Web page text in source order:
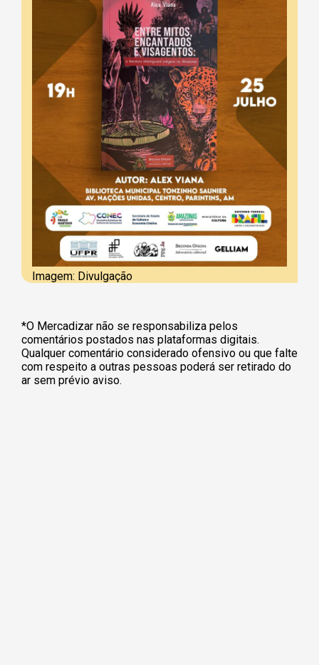
Imagem: Divulgação
*O Mercadizar não se responsabiliza pelos
comentários postados nas plataformas digitais.
Qualquer comentário considerado ofensivo ou que falte
com respeito a outras pessoas poderá ser retirado do
ar sem prévio aviso.